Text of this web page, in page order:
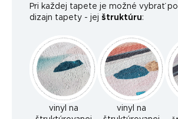
Pri každej tapete je možné vybrať
dizajn tapety - jej štruktúru:
vinyl na
vinyl na